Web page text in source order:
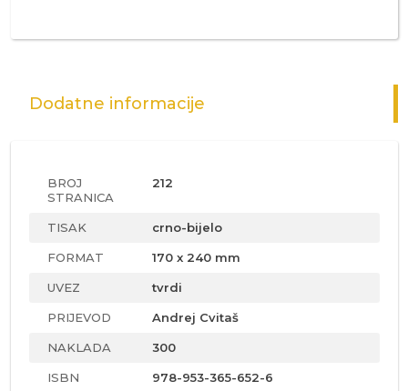
Dodatne informacije
BROJ
STRANICA
212
TISAK crno-bijelo
FORMAT 170 x 240 mm
UVEZ tvrdi
PRIJEVOD Andrej Cvitaš
NAKLADA 300
ISBN 978-953-365-652-6